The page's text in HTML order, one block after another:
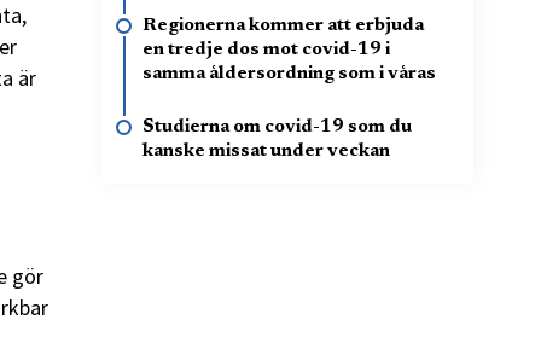
är
gör
Regionerna kommer att erbjuda
en tredje dos mot covid-19 i
samma åldersordning som i våras
Studierna om covid-19 som du
kanske missat under veckan